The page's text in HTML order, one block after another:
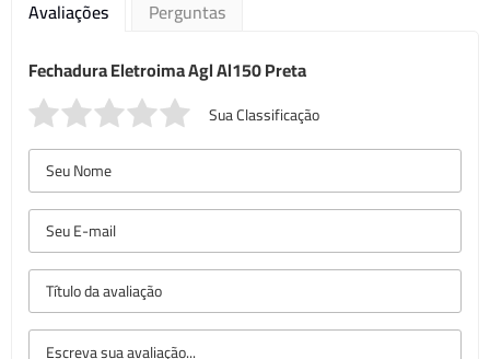
Avaliações
Perguntas
Fechadura Eletroima Agl Al150 Preta
Sua Classificação